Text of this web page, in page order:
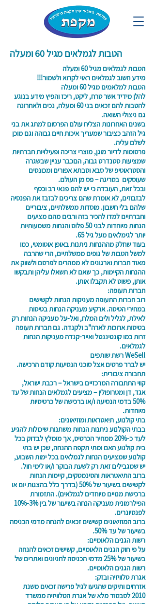
הטבות לגמלאים מגיל 60 ומעלה
הטבות לגמלאים מגיל 60 ומעלה
מידע חשוב לגמלאים ראוי לקרוא ולשמור!!!
הטבות למלאמים מגיל 60 ומעלה
להלן מידיד אשר טרח, ליקט, ריכז והפיץ מידע בנוגע
להטבות להם זכאים בני 60 ומעלה, נכים ולאחרונה
גם ניצולי השואה.
בשנים האחרונות הצליח עולם הפרסום למתג את בני
גיל הזהב כציבור שמעריך איכות חיים גבוהה וגם מוכן
לשלם עליה.
פרסומות לדיור מוגן, מוצרי צריכה ופעילויות חברתיות
שמציעות סטנדרט גבוה, הםכבר עניין שבשגרה
והסטראוטיפ של סבא וסבתא אפורים ומכונסים
שעוסקים בסריגה – פס מן העולם.
ובכל זאת, העובדה כי יש להם פנאי רב וכסף
לבזבוזים, לא אומרת שהם צריכים לבזבז את הפנסיה
שלהם בלי חשבון. מוסדות ממשלתיים, ציבוריים
וחברתיים למדו להכיר בזה ורבים מהם מציעים
הנחות מיוחדות לבני 50 פלוס והנחות משמעותיות
יותר לגימלאים מעל גיל 65.
בעוד שחלק מההנחות ניתנות באופן אוטומטי, כמו
למשל הטבות של גופים ממשלתיים, הרי שהרבה
מאוד חברות וארגונים לא ממהרים לפרסם ולשווק את
ההנחות הקיימות, כך שאם לא תשאלו עליהן ותבקשו
אותן, פשוט לא תקבלו אותן.
חברות תעופה:
רוב חברות התעופה מעניקות הנחות לקשישים
במחירי הטיסה. ארקיע מעניקה הנחות בטיסות
לאילת, לגליל ולים המלח, ואל-על מעניקה הנחות רק
בטיסות ארוכות לארה"ב ולקנדה. גם חברות תעופה
זרות כמו קונטיננטל ואייר-קנדה מעניקות הנחות
לגמלאים.
WeSell רשת שותפים
יש לברר פרטים אצל סוכני הנסיעות קודם הרכישה.
תחבורה ציבורית:
קווי התחבורה המרכזיים בישראל – רכבת ישראל,
אגד, דן ומטרופולין – מציעים לגמלאים הנחות של עד
50% בדמי הנסיעה ו/או ברכישה של כרטיסיות
מיוחדות.
בתי קולנוע, תיאטראות ומוזיאונים:
בבתי הקולנוע ניתנות הנחות משתנות שיכולות להגיע
לעד כ-20% ממחיר הכרטיס, אך מומלץ לבדוק בכל
בית קולנוע האם ומתי תקפה ההנחה, שכן יש בתי
קולנוע שמציעים הנחות לגמלאים בכל ימות השבוע,
יש שמגבילים זאת רק לשעת הבוקר ו/או לימי חול.
ברוב התיאטראות והסינמטקים, קיימות הנחות
לקשישים בשיעור של 50% (בדרך כלל בהצגות יום או
ברכישת מנויים מיוחדים לגמלאים). התזמורת
הפילרמונית מעניקה הנחה בשיעור של בין 3%-10%
לפנסיונרים.
ברוב המוזיאונים קשישים זכאים להנחה מדמי הכניסה
בשיעור של עד 50%.
רשות הגנים הלאומיים:
על פי חוק הגנים הלאומיים, קשישים זכאים להנחה
בשיעור של 25% מדמי הכניסה לחניונים ואתרים של
רשות הגנים הלאומיים.
אגרת טלוויזיה ובזק:
אזרחים ותיקים שהגיעו לגיל פרישה זכאים משנת
2010 לסבסוד מלא של אגרת הטלוויזיה ממשרד